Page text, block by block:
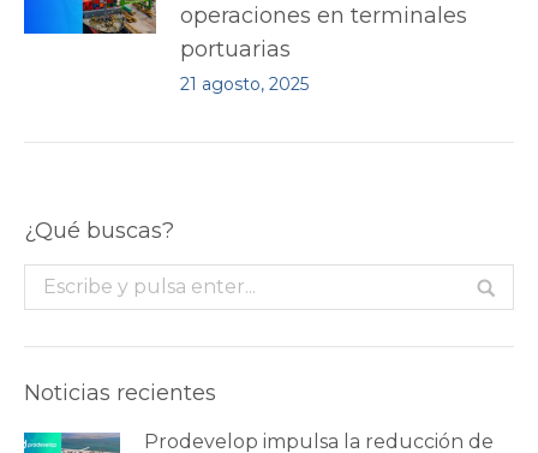
operaciones en terminales
portuarias
21 agosto, 2025
¿Qué buscas?
Buscar:
Noticias recientes
Prodevelop impulsa la reducción de